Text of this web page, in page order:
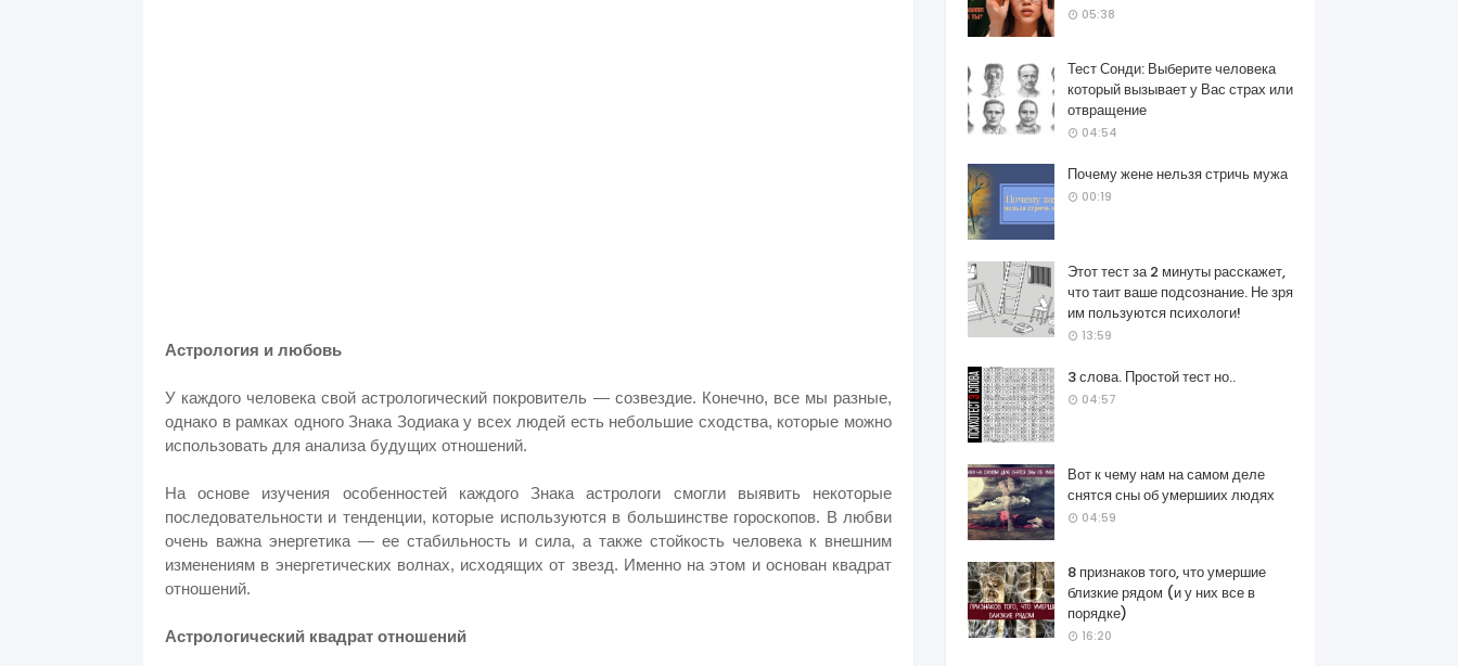
Астрология и любовь
У каждого человека свой астрологический покровитель — созвездие. Конечно, все мы разные,
однако в рамках одного Знака Зодиака у всех людей есть небольшие сходства, которые можно
использовать для анализа будущих отношений.
На основе изучения особенностей каждого Знака астрологи смогли выявить некоторые
последовательности и тенденции, которые используются в большинстве гороскопов. В любви
очень важна энергетика — ее стабильность и сила, а также стойкость человека к внешним
изменениям в энергетических волнах, исходящих от звезд. Именно на этом и основан квадрат
отношений.
Астрологический квадрат отношений
05:38
Тест Сонди: Выберите человека
который вызывает у Вас страх или
отвращение
04:54
Почему жене нельзя стричь мужа
00:19
Этот тест за 2 минуты расскажет,
что таит ваше подсознание. Не зря
им пользуются психологи!
13:59
3 слова. Простой тест но..
04:57
Вот к чему нам на самом деле
снятся сны об умершиих людях
04:59
8 признаков того, что умершие
близкие рядом (и у них все в
порядке)
16:20